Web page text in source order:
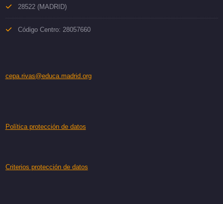
28522 (MADRID)
Código Centro: 28057660
cepa.rivas@educa.madrid.org
Política protección de datos
Criterios protección de datos